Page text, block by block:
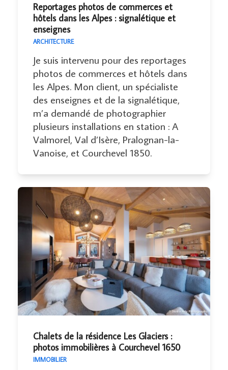
Reportages photos de commerces et
hôtels dans les Alpes : signalétique et
enseignes
ARCHITECTURE
Je suis intervenu pour des reportages
photos de commerces et hôtels dans
les Alpes. Mon client, un spécialiste
des enseignes et de la signalétique,
m’a demandé de photographier
plusieurs installations en station : A
Valmorel, Val d’Isère, Pralognan-la-
Vanoise, et Courchevel 1850.
Chalets de la résidence Les Glaciers :
photos immobilières à Courchevel 1650
IMMOBILIER